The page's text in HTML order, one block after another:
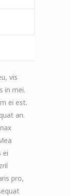
vis
in mei.
ei est.
an.
ei
pro,